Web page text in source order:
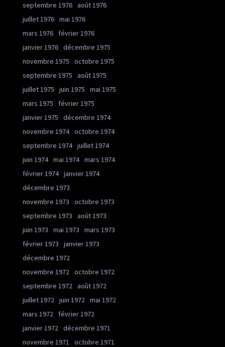
septembre 1976 août 1976
juillet 1976 mai 1976
mars 1976
février 1976
janvier 1976 décembre 1975
novembre 1975
octobre 1975
septembre 1975
août 1975
juillet 1975
juin 1975
mai 1975
mars 1975
février 1975
janvier 1975
décembre 1974
novembre 1974 octobre 1974
septembre 1974 juillet 1974
juin 1974 mai 1974 mars 1974
février 1974 janvier 1974
décembre 1973
novembre 1973
octobre 1973
septembre 1973
août 1973
juin 1973
mai 1973
mars 1973
février 1973
janvier 1973
décembre 1972
novembre 1972 octobre 1972
septembre 1972 août 1972
juillet 1972 juin 1972 mai 1972
mars 1972
février 1972
janvier 1972 décembre 1971
novembre 1971
octobre 1971